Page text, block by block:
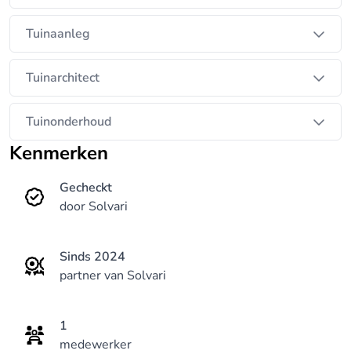
Tuinaanleg
Tuinarchitect
Tuinonderhoud
Kenmerken
Gecheckt
door Solvari
Sinds 2024
partner van Solvari
1
medewerker